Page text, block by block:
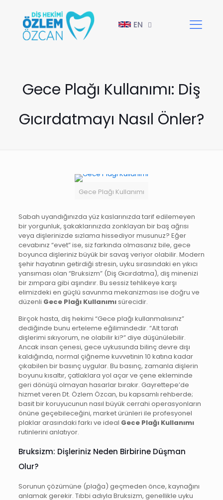
EN
Gece Plağı Kullanımı: Diş
Gıcırdatmayı Nasıl Önler?
Gece Plağı Kullanımı
Sabah uyandığınızda yüz kaslarınızda tarif edilemeyen
bir yorgunluk, şakaklarınızda zonklayan bir baş ağrısı
veya dişlerinizde sızlama hissediyor musunuz? Eğer
cevabınız “evet” ise, siz farkında olmasanız bile, gece
boyunca dişleriniz büyük bir savaş veriyor olabilir. Modern
şehir hayatının getirdiği stresin, uyku sırasındaki en yıkıcı
yansıması olan “Bruksizm” (Diş Gıcırdatma), diş minenizi
bir zımpara gibi aşındırır. Bu sessiz tehlikeye karşı
elimizdeki en güçlü savunma mekanizması ise doğru ve
düzenli Gece Plağı Kullanımısürecidir.
Birçok hasta, diş hekimi “Gece plağı kullanmalısınız”
dediğinde bunu erteleme eğilimindedir. “Alt tarafı
dişlerimi sıkıyorum, ne olabilir ki?” diye düşünülebilir.
Ancak insan çenesi, gece uykusunda bilinç devre dışı
kaldığında, normal çiğneme kuvvetinin 10 katına kadar
çıkabilen bir basınç uygular. Bu basınç, zamanla dişlerin
boyunu kısaltır, çatlaklara yol açar ve çene ekleminde
geri dönüşü olmayan hasarlar bırakır. Gayrettepe’de
hizmet veren Dt. Özlem Özcan, bu kapsamlı rehberde;
basit bir koruyucunun nasıl büyük cerrahi operasyonların
önüne geçebileceğini, market ürünleri ile profesyonel
plaklar arasındaki farkı ve ideal Gece Plağı Kullanımı
rutinlerini anlatıyor.
Bruksizm: Dişleriniz Neden Birbirine Düşman
Olur?
Sorunun çözümüne (plağa) geçmeden önce, kaynağını
anlamak gerekir. Tıbbi adıyla Bruksizm, genellikle uyku